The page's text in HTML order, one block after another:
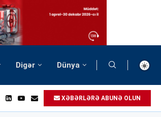
Digər Dünya
XƏBƏRLƏRƏ ABUNƏ OLUN